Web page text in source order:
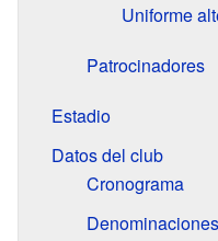
Uniforme
Patrocinadores
Estadio
Datos del club
Cronograma
Denominaciones